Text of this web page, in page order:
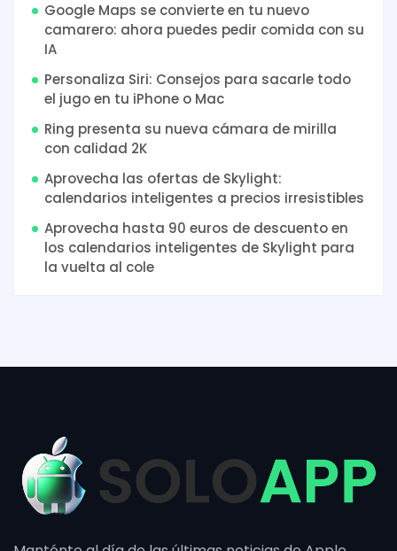
Google Maps se convierte en tu nuevo
camarero: ahora puedes pedir comida con su
IA
Personaliza Siri: Consejos para sacarle todo
el jugo en tu iPhone o Mac
Ring presenta su nueva cámara de mirilla
con calidad 2K
Aprovecha las ofertas de Skylight:
calendarios inteligentes a precios irresistibles
Aprovecha hasta 90 euros de descuento en
los calendarios inteligentes de Skylight para
la vuelta al cole